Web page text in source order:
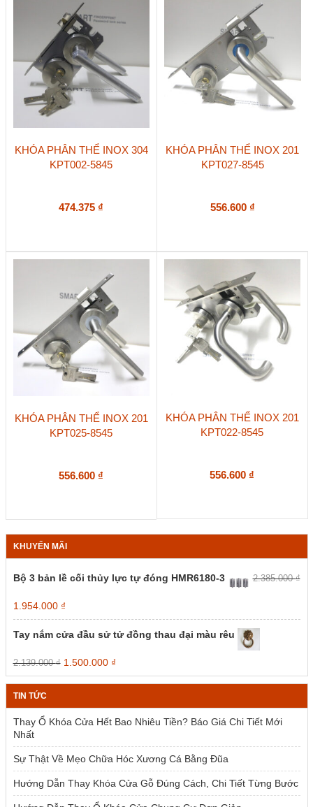
KHÓA PHÂN THỂ INOX 304
KPT002-5845
474.375 ₫
KHÓA PHÂN THỂ INOX 201
KPT027-8545
556.600 ₫
KHÓA PHÂN THỂ INOX 201
KPT025-8545
556.600 ₫
KHÓA PHÂN THỂ INOX 201
KPT022-8545
556.600 ₫
KHUYẾN MÃI
Bộ 3 bản lề cối thủy lực tự đóng HMR6180-3 2.385.000₫
Giá
gốc
là:
2.385.000 ₫.
1.954.000 ₫Giá
hiện
tại
Tay nắm cửa đầu sử tử đồng thau đại màu rêu
2.139.000₫ Giá
gốc
là:
1.500.000 ₫Giá
hiện
tại
1.500.000 ₫.
TIN TỨC
Thay Ổ Khóa Cửa Hết Bao Nhiêu Tiền? Báo Giá Chi Tiết Mới
Nhất
Sự Thật Về Mẹo Chữa Hóc Xương Cá Bằng Đũa
Hướng Dẫn Thay Khóa Cửa Gỗ Đúng Cách, Chi Tiết Từng Bước